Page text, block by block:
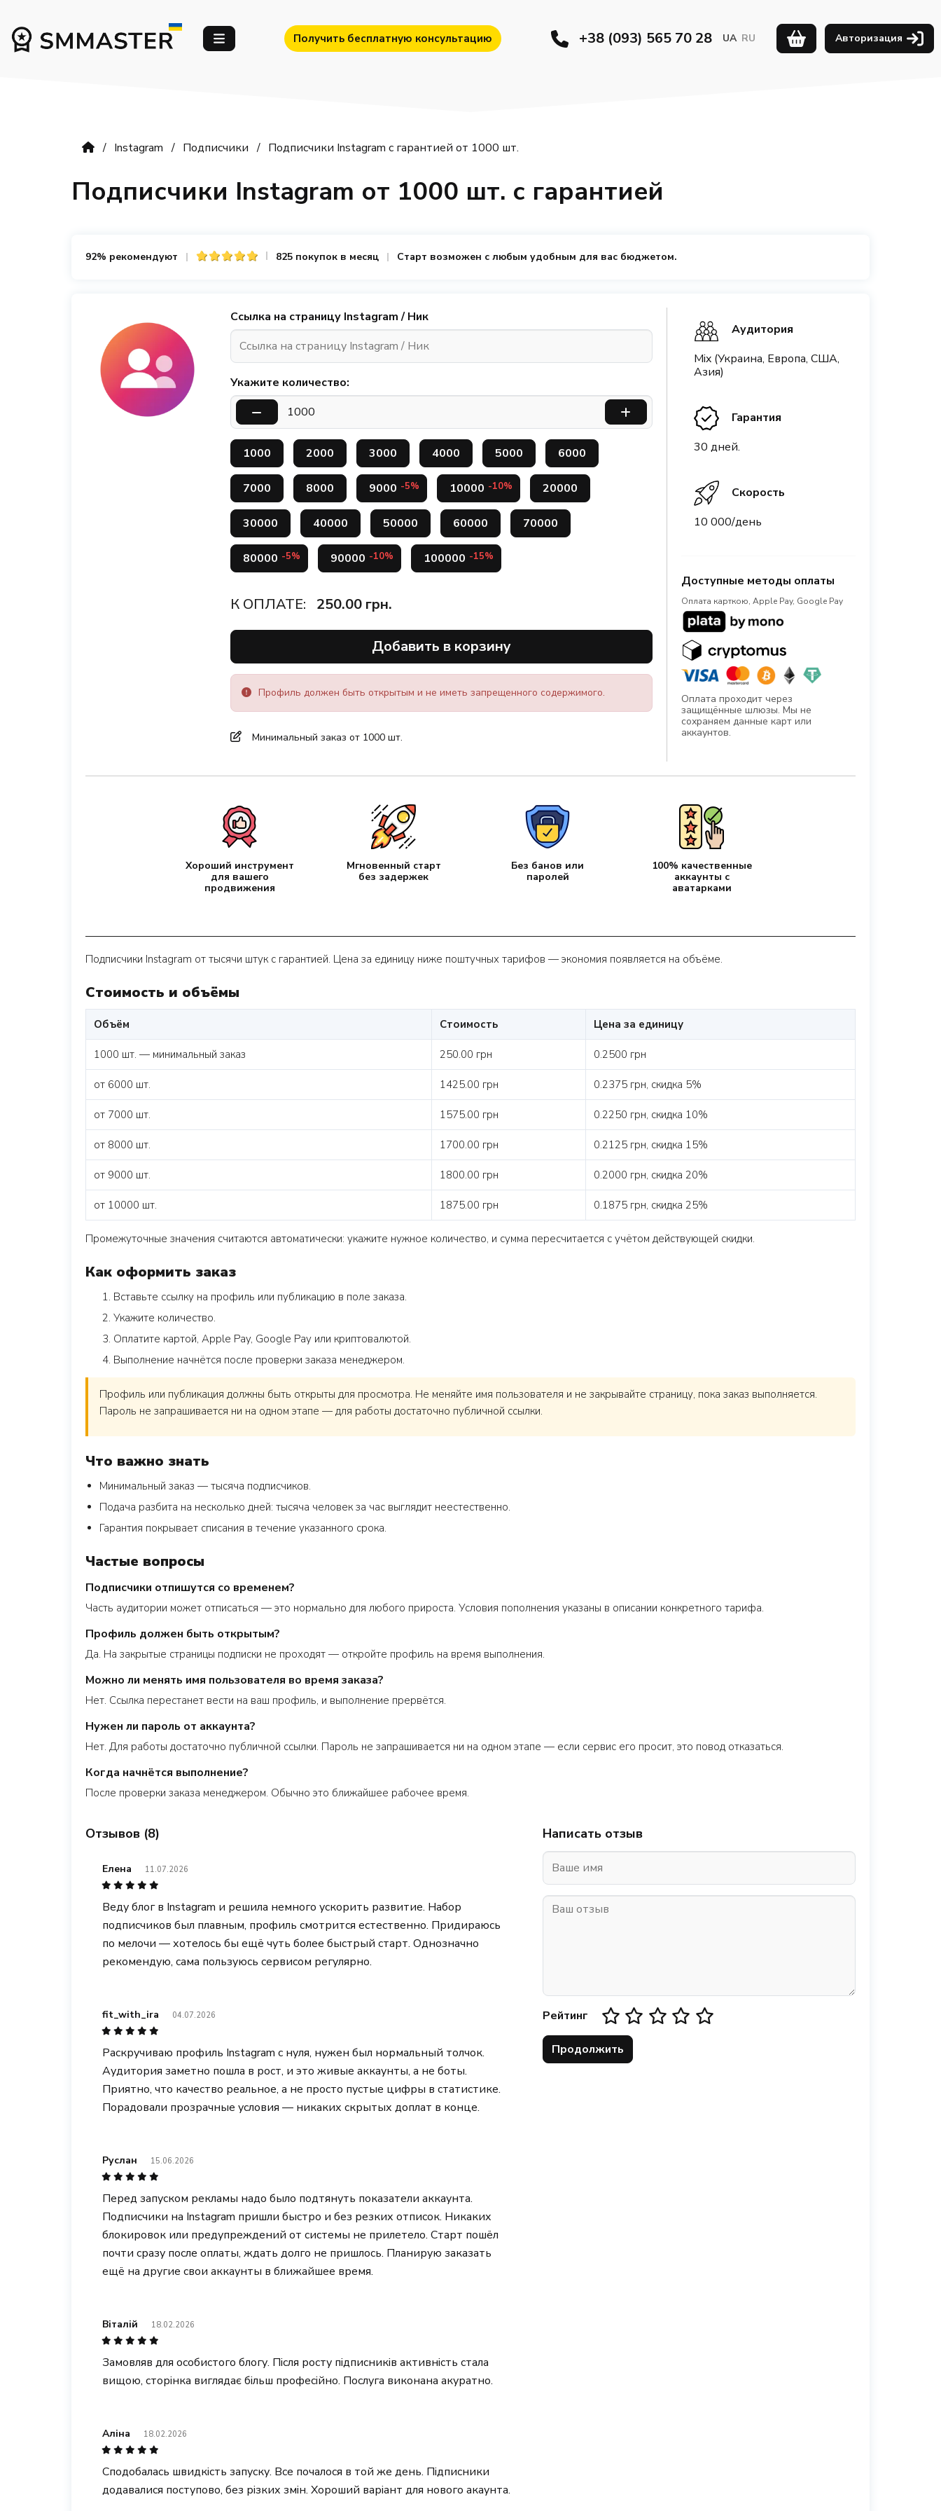
Получить бесплатную консультацию +38 (093) 565 70 28 UA RU Авторизация
Instagram Подписчики Подписчики Instagram с гарантией от 1000 шт.
Подписчики Instagram от 1000 шт. с гарантией
92% рекомендуют 825 покупок в месяц Старт возможен с любым удобным для вас бюджетом.
Ссылка на страницу Instagram / Ник
Укажите количество:
1000 2000 3000 4000 5000 6000
7000 8000 9000 -5% 10000 -10% 20000
30000 40000 50000 60000 70000
80000 -5% 90000 -10% 100000 -15%
К ОПЛАТЕ: 250.00грн.
Добавить в корзину
Профиль должен быть открытым и не иметь запрещенного содержимого.
Минимальный заказ от 1000 шт.
Аудитория
Mix (Украина, Европа, США,
Азия)
Гарантия
30 дней.
Скорость
10 000/день
Доступные методы оплаты
Оплата карткою, Apple Pay, Google Pay
Оплата проходит через
защищённые шлюзы. Мы не
сохраняем данные карт или
аккаунтов.
Хороший инструмент
для вашего
продвижения
Мгновенный старт
без задержек
Без банов или
паролей
100% качественные
аккаунты с
аватарками
Подписчики Instagram от тысячи штук с гарантией. Цена за единицу ниже поштучных тарифов — экономия появляется на объёме.
Стоимость и объёмы
Объём Стоимость Цена за единицу
1000 шт. — минимальный заказ 250.00 грн 0.2500 грн
от 6000 шт. 1425.00 грн 0.2375 грн, скидка 5%
от 7000 шт. 1575.00 грн 0.2250 грн, скидка 10%
от 8000 шт. 1700.00 грн 0.2125 грн, скидка 15%
от 9000 шт. 1800.00 грн 0.2000 грн, скидка 20%
от 10000 шт. 1875.00 грн 0.1875 грн, скидка 25%
Промежуточные значения считаются автоматически: укажите нужное количество, и сумма пересчитается с учётом действующей скидки.
Как оформить заказ
Вставьте ссылку на профиль или публикацию в поле заказа.
Укажите количество.
Оплатите картой, Apple Pay, Google Pay или криптовалютой.
Выполнение начнётся после проверки заказа менеджером.
Профиль или публикация должны быть открыты для просмотра. Не меняйте имя пользователя и не закрывайте страницу, пока заказ выполняется.
Пароль не запрашивается ни на одном этапе — для работы достаточно публичной ссылки.
Что важно знать
Минимальный заказ — тысяча подписчиков.
Подача разбита на несколько дней: тысяча человек за час выглядит неестественно.
Гарантия покрывает списания в течение указанного срока.
Частые вопросы
Подписчики отпишутся со временем?
Часть аудитории может отписаться — это нормально для любого прироста. Условия пополнения указаны в описании конкретного тарифа.
Профиль должен быть открытым?
Да. На закрытые страницы подписки не проходят — откройте профиль на время выполнения.
Можно ли менять имя пользователя во время заказа?
Нет. Ссылка перестанет вести на ваш профиль, и выполнение прервётся.
Нужен ли пароль от аккаунта?
Нет. Для работы достаточно публичной ссылки. Пароль не запрашивается ни на одном этапе — если сервис его просит, это повод отказаться.
Когда начнётся выполнение?
После проверки заказа менеджером. Обычно это ближайшее рабочее время.
Отзывов (8)
Елена 11.07.2026
Веду блог в Instagram и решила немного ускорить развитие. Набор
подписчиков был плавным, профиль смотрится естественно. Придираюсь
по мелочи — хотелось бы ещё чуть более быстрый старт. Однозначно
рекомендую, сама пользуюсь сервисом регулярно.
fit_with_ira 04.07.2026
Раскручиваю профиль Instagram с нуля, нужен был нормальный толчок.
Аудитория заметно пошла в рост, и это живые аккаунты, а не боты.
Приятно, что качество реальное, а не просто пустые цифры в статистике.
Порадовали прозрачные условия — никаких скрытых доплат в конце.
Руслан 15.06.2026
Перед запуском рекламы надо было подтянуть показатели аккаунта.
Подписчики на Instagram пришли быстро и без резких отписок. Никаких
блокировок или предупреждений от системы не прилетело. Старт пошёл
почти сразу после оплаты, ждать долго не пришлось. Планирую заказать
ещё на другие свои аккаунты в ближайшее время.
Віталій 18.02.2026
Замовляв для особистого блогу. Після росту підписників активність стала
вищою, сторінка виглядає більш професійно. Послуга виконана акуратно.
Аліна 18.02.2026
Сподобалась швидкість запуску. Все почалося в той же день. Підписники
додавалися поступово, без різких змін. Хороший варіант для нового акаунта.
Написать отзыв
Рейтинг
Продолжить